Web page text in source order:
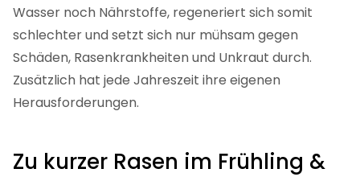
Wasser noch Nährstoffe, regeneriert sich somit
schlechter und setzt sich nur mühsam gegen
Schäden, Rasenkrankheiten und Unkraut durch.
Zusätzlich hat jede Jahreszeit ihre eigenen
Herausforderungen.
Zu kurzer Rasen im Frühling &